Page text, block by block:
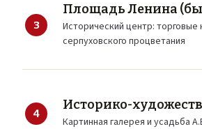
3
Площадь Ленина
Исторический центр:
серпуховского процветания
4
Историко-
Картинная галерея и усадьба